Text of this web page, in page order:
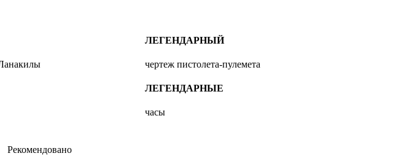
ЛЕГЕНДАРНЫЙ
чертеж пистолета-пулемета
ЛЕГЕНДАРНЫЕ
часы
Рекомендовано